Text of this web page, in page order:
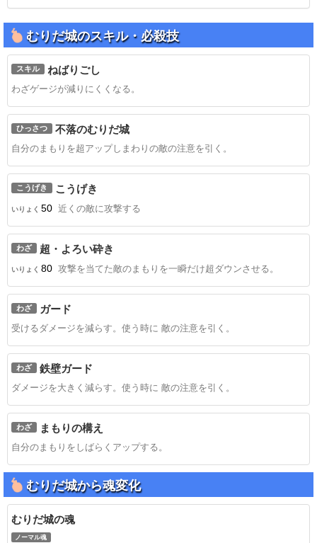
むりだ城のスキル・必殺技
スキル ねばりごし
わざゲージが減りにくくなる。
ひっさつ 不落のむりだ城
自分のまもりを超アップしまわりの敵の注意を引く。
こうげき こうげき
いりょく 50 近くの敵に攻撃する
わざ 超・よろい砕き
いりょく 80 攻撃を当てた敵のまもりを一瞬だけ超ダウンさせる。
わざ ガード
受けるダメージを減らす。使う時に 敵の注意を引く。
わざ 鉄壁ガード
ダメージを大きく減らす。使う時に 敵の注意を引く。
わざ まもりの構え
自分のまもりをしばらくアップする。
むりだ城から魂変化
むりだ城の魂
ノーマル魂